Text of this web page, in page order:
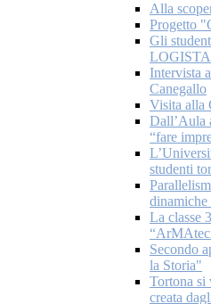
Alla
Progetto
Gli
LOGISTA
Intervista
Canegallo
Visita alla
Dall’Aula
“fare
studenti
dinamiche
La classe
Secondo
la Storia"
Tortona si
creata